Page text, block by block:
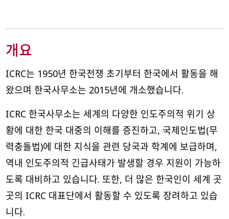
개요
ICRC는 1950년 한국전쟁 초기부터 한국에서 활동을 해
왔으며 한국사무소는 2015년에 개소했습니다.
ICRC 한국사무소는 세계의 다양한 인도주의적 위기 상
황에 대한 한국 대중의 이해를 증진하고, 국제인도법(무
력충돌법)에 대한 지식을 관련 당국과 학계에 보급하며,
역내 인도주의적 긴급사태가 발생할 경우 지원이 가능하
도록 대비하고 있습니다. 또한, 더 많은 한국인이 세계 곳
곳의 ICRC 대표단에서 활동할 수 있도록 장려하고 있습
니다.